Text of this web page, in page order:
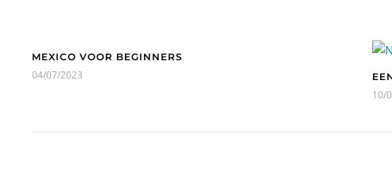
MEXICO VOOR BEGINNERS
04/07/2023
10/